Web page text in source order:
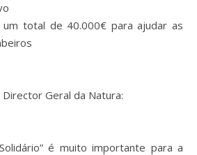
um total de 40.000€ para ajudar as
Geral da Natura:
é muito importante para a